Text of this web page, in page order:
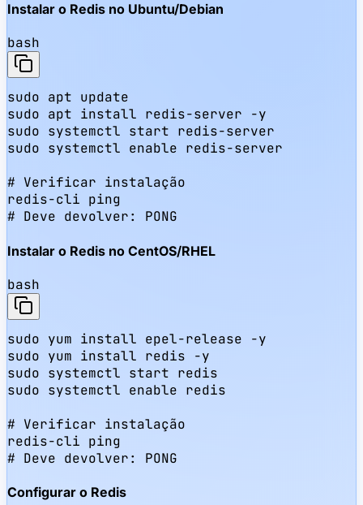
Instalar o Redis no Ubuntu/Debian
bash
sudo apt update
sudo apt install redis-server -y
sudo systemctl start redis-server
sudo systemctl enable redis-server
# Verificar instalação
redis-cli ping
# Deve devolver: PONG
Instalar o Redis no CentOS/RHEL
bash
sudo yum install epel-release -y
sudo yum install redis -y
sudo systemctl start redis
sudo systemctl enable redis
# Verificar instalação
redis-cli ping
# Deve devolver: PONG
Configurar o Redis